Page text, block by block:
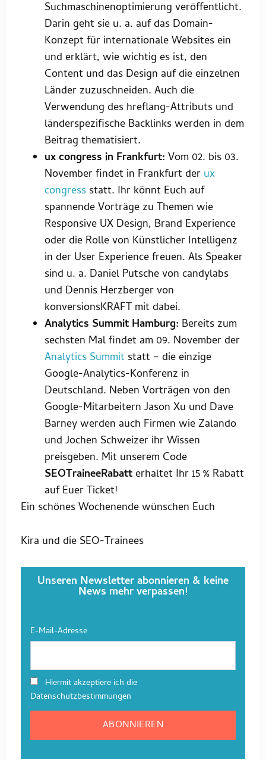
Suchmaschinenoptimierung veröffentlicht.
Darin geht sie u. a. auf das Domain-
Konzept für internationale Websites ein
und erklärt, wie wichtig es ist, den
Content und das Design auf die einzelnen
Länder zuzuschneiden. Auch die
Verwendung des hreflang-Attributs und
länderspezifische Backlinks werden in dem
Beitrag thematisiert.
ux congress in Frankfurt: Vom 02. bis 03.
November findet in Frankfurt der ux
congress statt. Ihr könnt Euch auf
spannende Vorträge zu Themen wie
Responsive UX Design, Brand Experience
oder die Rolle von Künstlicher Intelligenz
in der User Experience freuen. Als Speaker
sind u. a. Daniel Putsche von candylabs
und Dennis Herzberger von
konversionsKRAFT mit dabei.
Analytics Summit Hamburg: Bereits zum
sechsten Mal findet am 09. November der
Analytics Summit statt – die einzige
Google-Analytics-Konferenz in
Deutschland. Neben Vorträgen von den
Google-Mitarbeitern Jason Xu und Dave
Barney werden auch Firmen wie Zalando
und Jochen Schweizer ihr Wissen
preisgeben. Mit unserem Code
SEOTraineeRabatterhaltet Ihr 15 % Rabatt
auf Euer Ticket!
Ein schönes Wochenende wünschen Euch
Kira und die SEO-Trainees
Unseren Newsletter abonnieren & keine
News mehr verpassen!
E-Mail-Adresse
Hiermit akzeptiere ich die
Datenschutzbestimmungen